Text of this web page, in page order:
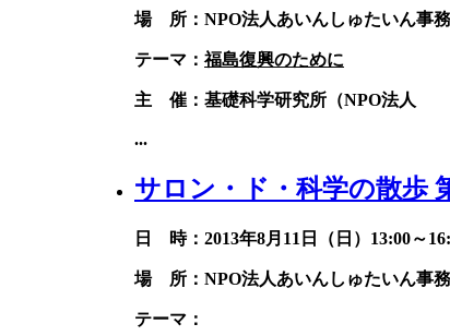
場 所：NPO法人あいんしゅたいん事務
テーマ：福島復興のために
主 催：基礎科学研究所（NPO法人
...
サロン・ド・科学の散歩
日 時：2013年8月11日（日）13:00～
場 所：NPO法人あいんしゅたいん事務
テーマ：